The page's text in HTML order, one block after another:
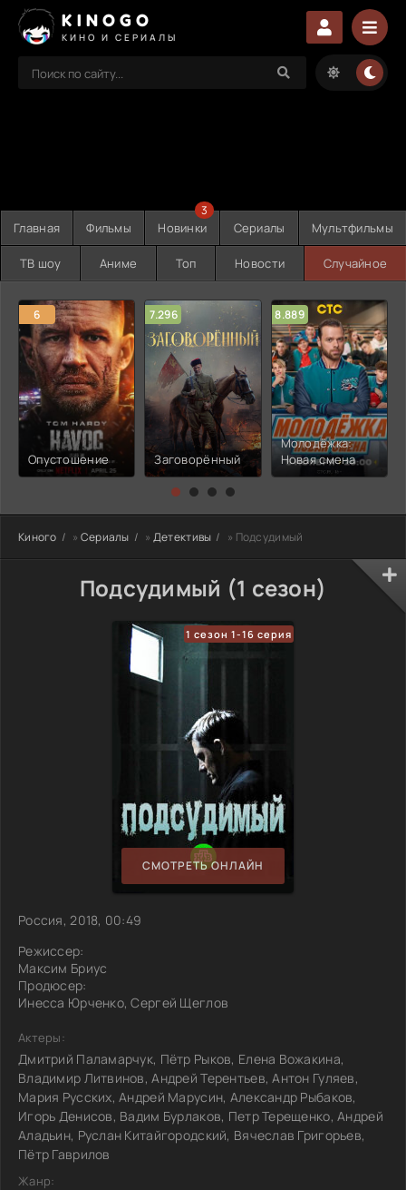
KINOGO
КИНО И СЕРИАЛЫ
Главная Фильмы Новинки
3
Сериалы Мультфильмы
ТВ шоу Аниме Топ Новости Случайное
6
Опустошение
7.296
Заговорённый
8.889
Молодёжка:
Новая смена
Киного » Сериалы » Детективы » Подсудимый
Подсудимый (1 сезон)
1 сезон 1-16 серия
СМОТРЕТЬ ОНЛАЙН
Россия, 2018, 00:49
Режиссер:
Максим Бриус
Продюсер:
Инесса Юрченко, Сергей Щеглов
Актеры:
Дмитрий Паламарчук, Пётр Рыков, Елена Вожакина,
Владимир Литвинов, Андрей Терентьев, Антон Гуляев,
Мария Русских, Андрей Марусин, Александр Рыбаков,
Игорь Денисов, Вадим Бурлаков, Петр Терещенко, Андрей
Аладьин, Руслан Китайгородский, Вячеслав Григорьев,
Пётр Гаврилов
Жанр: